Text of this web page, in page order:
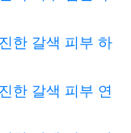
한 갈색 피부 하
한 갈색 피부 연